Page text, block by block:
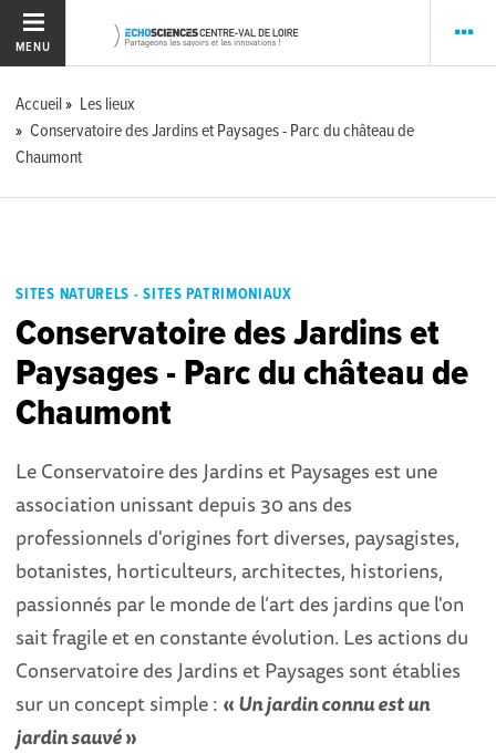
MENU
Accueil
Les lieux
Conservatoire des Jardins et Paysages - Parc du château de
Chaumont
SITES NATURELS - SITES PATRIMONIAUX
Conservatoire des Jardins et
Paysages - Parc du château de
Chaumont
Le Conservatoire des Jardins et Paysages est une
association unissant depuis 30 ans des
professionnels d'origines fort diverses, paysagistes,
botanistes, horticulteurs, architectes, historiens,
passionnés par le monde de l’art des jardins que l'on
sait fragile et en constante évolution. Les actions du
Conservatoire des Jardins et Paysages sont établies
sur un concept simple : «Un jardin connu est un
jardin sauvé»